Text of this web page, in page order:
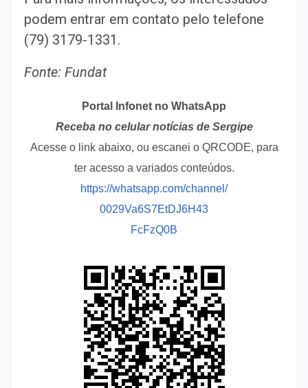
podem entrar em contato pelo telefone
(79) 3179-1331.
Fonte: Fundat
Portal Infonet no WhatsApp
Receba no celular notícias de Sergipe
Acesse o link abaixo, ou escanei o QRCODE, para
ter acesso a variados conteúdos.
https://whatsapp.com/channel/
0029Va6S7EtDJ6H43
FcFzQ0B